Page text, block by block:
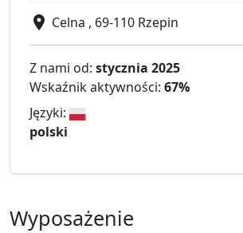
Celna , 69-110 Rzepin
Z nami od: stycznia 2025
Wskaźnik aktywności: 67%
Języki:
polski
Wyposażenie